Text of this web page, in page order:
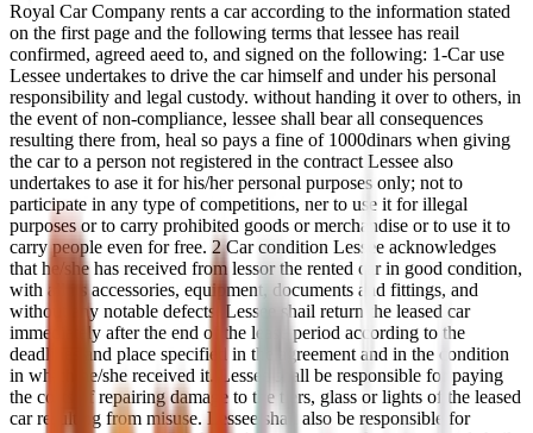
Royal Car Company rents a car according to the information stated
on the first page and the following terms that lessee has reail
confirmed, agreed aeed to, and signed on the following: 1-Car use
Lessee undertakes to drive the car himself and under his personal
responsibility and legal custody. without handing it over to others, in
the event of non-compliance, lessee shall bear all consequences
resulting there from, heal so pays a fine of 1000dinars when giving
the car to a person not registered in the contract Lessee also
undertakes to ase it for his/her personal purposes only; not to
participate in any type of competitions, ner to use it for illegal
purposes or to carry prohibited goods or merchandise or to use it to
carry people even for free. 2 Car condition Lessee acknowledges
that he/she has received from lessor the rented car in good condition,
with all its accessories, equipment, documents and fittings, and
without any notable defects. Lessee shail return the leased car
immediately after the end of the lease period according to the
deadlines and place specified in the agreement and in the condition
in which he/she received it. Lessee shall be responsible for paying
the costs of repairing damage to the tiers, glass or lights of the leased
car resulting from misuse. Lessee shail also be responsible for